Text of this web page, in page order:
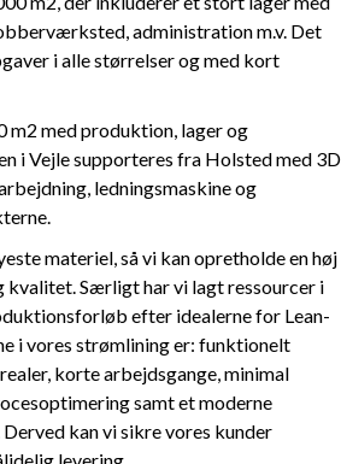
administration m.v. Det
i alle størrelser og med kort
m2 med produktion, lager og
i Vejle supporteres fra Holsted med 3D
ledningsmaskine og
materiel, så vi kan opretholde en høj
Særligt har vi lagt ressourcer i
efter idealerne for Lean-
i vores strømlining er: funktionelt
korte arbejdsgange, minimal
samt et moderne
kan vi sikre vores kunder